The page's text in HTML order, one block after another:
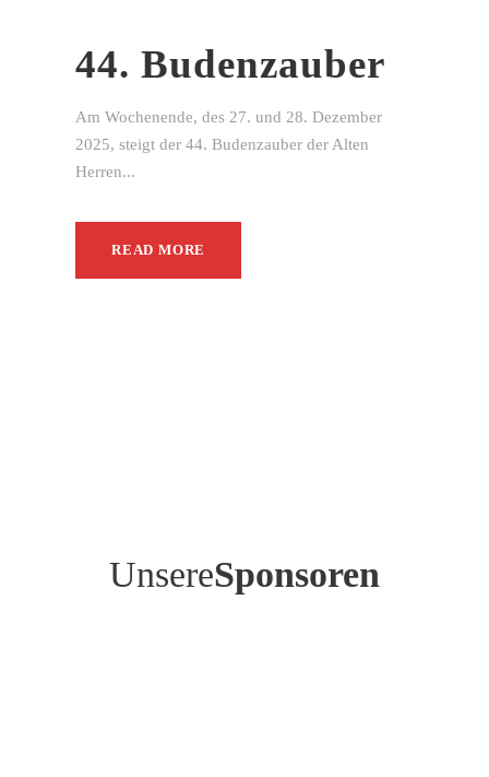
44. Budenzauber
Am Wochenende, des 27. und 28. Dezember
2025, steigt der 44. Budenzauber der Alten
Herren...
READ MORE
UnsereSponsoren